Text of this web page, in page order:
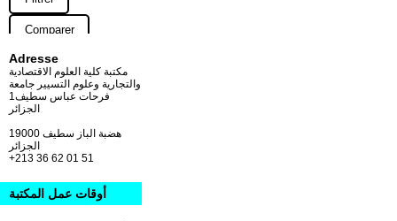
Adresse
مكتبة كلية العلوم الاقتصادية
والتجارية وعلوم التسيير جامعة
فرحات عباس سطيف1
الجزائر
19000 هضبة الباز سطيف
+213 36 62 01 51
أوقات عمل المكتبة